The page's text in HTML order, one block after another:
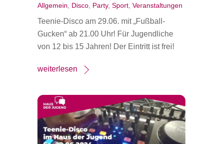
Allgemein, Disco, Party,Sport,Veranstaltungen
Teenie-Disco am 29.06. mit „Fußball-
Gucken“ ab 21.00 Uhr! Für Jugendliche
von 12 bis 15 Jahren! Der Eintritt ist frei!
weiterlesen